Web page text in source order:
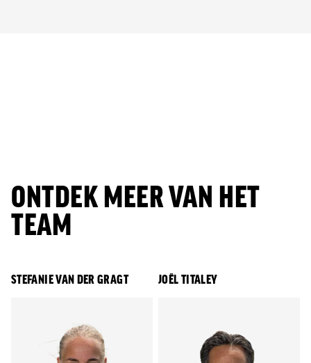
ONTDEK MEER VAN HET
TEAM
STEFANIE VAN DER GRAGT JOËL TITALEY